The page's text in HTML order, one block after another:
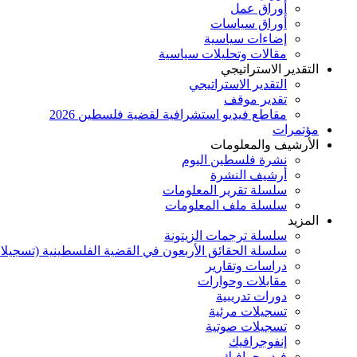
أوراق عمل
أوراق سياسات
إضاءات سياسية
مقالات وتحليلات سياسية
التقدير الاستراتيجي
التقدير الاستراتيجي
تقدير موقف
مقاطع فيديو استشرافية لقضية فلسطين 2026
مؤتمرات
الأرشيف والمعلومات
نشرة فلسطين اليوم
أرشيف النشرة
سلسلة تقرير المعلومات
سلسلة ملف المعلومات
المزيد
سلسلة ترجمات الزيتونة
سلسلة الحقائق الأربعون في القضية الفلسطينية
دراسات وتقارير
مقابلات وحوارات
دورات تدريبية
تسجيلات مرئية
تسجيلات صوتية
إنفوجرافيك